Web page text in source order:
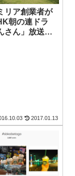
リア創業者が
さん」放送開
2017.01.13